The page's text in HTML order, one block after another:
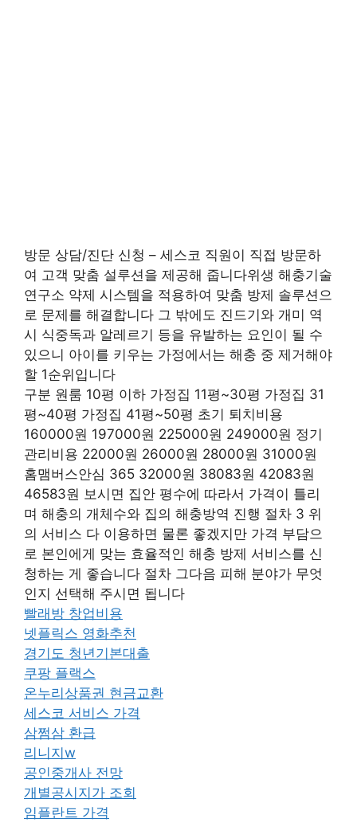
방문 상담/진단 신청 – 세스코 직원이 직접 방문하
여 고객 맞춤 설루션을 제공해 줍니다위생 해충기술
연구소 약제 시스템을 적용하여 맞춤 방제 솔루션으
로 문제를 해결합니다 그 밖에도 진드기와 개미 역
시 식중독과 알레르기 등을 유발하는 요인이 될 수
있으니 아이를 키우는 가정에서는 해충 중 제거해야
할 1순위입니다
구분 원룸 10평 이하 가정집 11평~30평 가정집 31
평~40평 가정집 41평~50평 초기 퇴치비용
160000원 197000원 225000원 249000원 정기
관리비용 22000원 26000원 28000원 31000원
홈맴버스안심 365 32000원 38083원 42083원
46583원 보시면 집안 평수에 따라서 가격이 틀리
며 해충의 개체수와 집의 해충방역 진행 절차 3 위
의 서비스 다 이용하면 물론 좋겠지만 가격 부담으
로 본인에게 맞는 효율적인 해충 방제 서비스를 신
청하는 게 좋습니다 절차 그다음 피해 분야가 무엇
인지 선택해 주시면 됩니다
빨래방 창업비용
넷플릭스 영화추천
경기도 청년기본대출
쿠팡 플랙스
온누리상품권 현금교환
세스코 서비스 가격
삼쩜삼 환급
리니지w
공인중개사 전망
개별공시지가 조회
임플란트 가격